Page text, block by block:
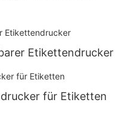
Etikettendrucker
für Etiketten